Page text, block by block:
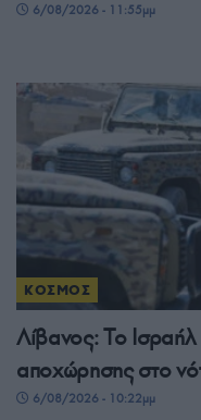
6/08/2026 - 11:55μμ
ΚΟΣΜΟΣ
Λίβανος: Το Ισραήλ
αποχώρησης στο
6/08/2026 - 10:22μμ